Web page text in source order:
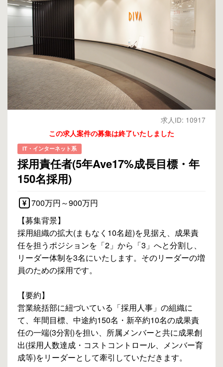
求人ID: 10917
この求人案件の募集は終了いたしました
IT・インターネット系
採用責任者(5年Ave17%成長目標・年
150名採用)
700万円～900万円
【募集背景】
採用組織の拡大(まもなく10名超)を見据え、成果責
任を担うポジションを「2」から「3」へと分割し、
リーダー体制を3名にいたします。そのリーダーの増
員のための採用です。
【要約】
営業統括部に紐づいている「採用人事」の組織に
て、年間目標、中途約150名・新卒約10名の成果責
任の一端(3分割)を担い、所属メンバーと共に成果創
出(採用人数達成・コストコントロール、メンバー育
成等)をリーダーとして牽引していただきます。